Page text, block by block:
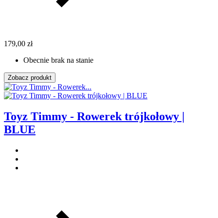
179,00 zł
Obecnie brak na stanie
Zobacz produkt
Toyz Timmy - Rowerek trójkołowy |
BLUE